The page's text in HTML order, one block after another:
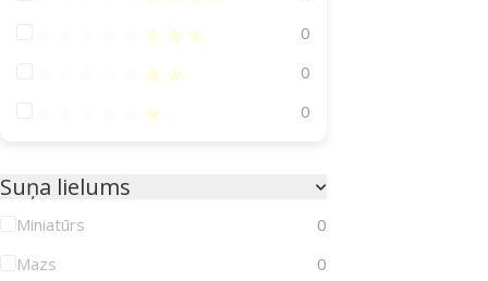
Atsauksmes 60%
0
Atsauksmes 40%
0
Atsauksmes 20%
0
Suņa lielums
Miniatūrs
0
Mazs
0